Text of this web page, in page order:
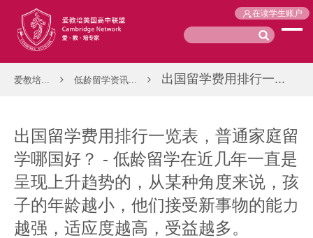
在读学生账户
爱教培... 低龄留学资讯... 出国留学费用排行一...
出国留学费用排行一览表，普通家庭留
学哪国好？ - 低龄留学在近几年一直是
呈现上升趋势的，从某种角度来说，孩
子的年龄越小，他们接受新事物的能力
越强，适应度越高，受益越多。